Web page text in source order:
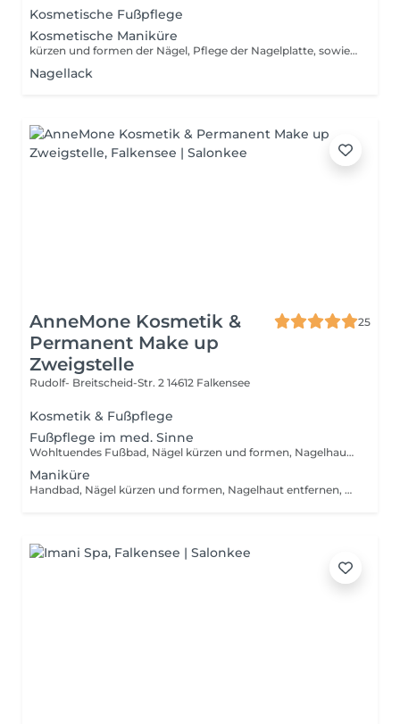
Kosmetische Fußpflege
Kosmetische Maniküre
kürzen und formen der Nägel, Pflege der Nagelplatte, sowie der Nagelhaut, Entgraten der Nägel, Nagelbad, Nagelöl, kleine Handmassage
Nagellack
AnneMone Kosmetik &
Permanent Make up
Zweigstelle
25
Rudolf- Breitscheid-Str. 2 14612 Falkensee
Kosmetik & Fußpflege
Fußpflege im med. Sinne
Wohltuendes Fußbad, Nägel kürzen und formen, Nagelhaut entfernen, Problembehandlung wenn erforderlich, Abschlusspflege
Maniküre
Handbad, Nägel kürzen und formen, Nagelhaut entfernen, Abschlusspflege